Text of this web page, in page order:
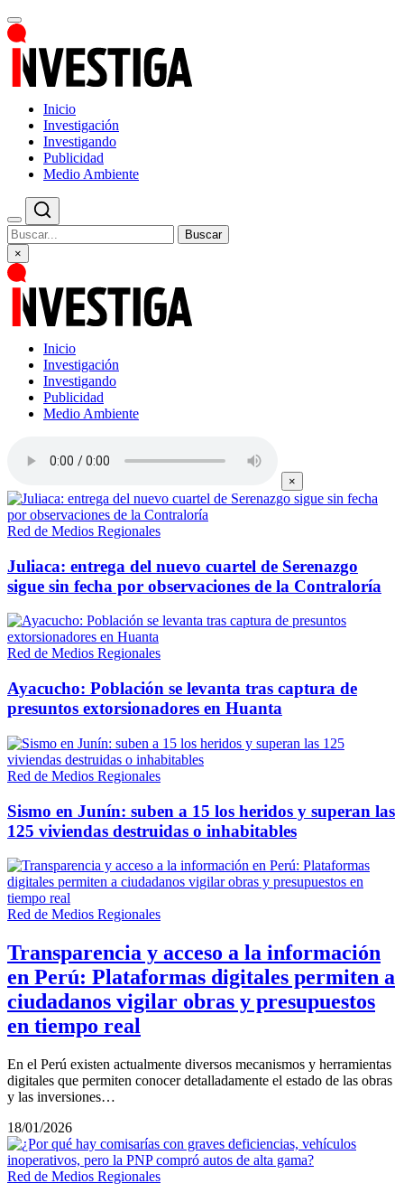
Inicio
Investigación
Investigando
Publicidad
Medio Ambiente
Buscar
×
Inicio
Investigación
Investigando
Publicidad
Medio Ambiente
×
Red de Medios Regionales
Juliaca: entrega del nuevo cuartel de Serenazgo
sigue sin fecha por observaciones de la Contraloría
Red de Medios Regionales
Ayacucho: Población se levanta tras captura de
presuntos extorsionadores en Huanta
Red de Medios Regionales
Sismo en Junín: suben a 15 los heridos y superan las
125 viviendas destruidas o inhabitables
Red de Medios Regionales
Transparencia y acceso a la información
en Perú: Plataformas digitales permiten a
ciudadanos vigilar obras y presupuestos
en tiempo real
En el Perú existen actualmente diversos mecanismos y herramientas
digitales que permiten conocer detalladamente el estado de las obras
y las inversiones…
18/01/2026
Red de Medios Regionales